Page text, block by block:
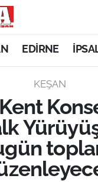
EDİRNE
KEŞAN